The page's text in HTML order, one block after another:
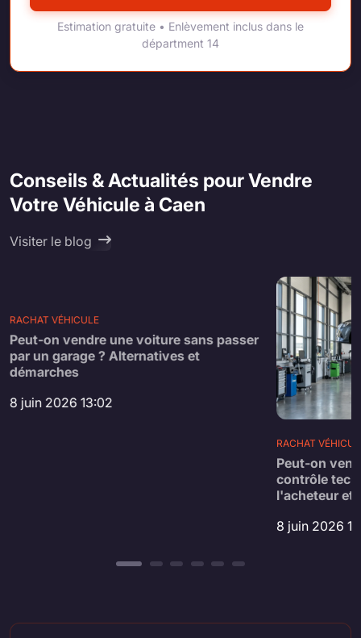
Estimation gratuite • Enlèvement inclus dans le
départment 14
Conseils & Actualités pour Vendre
Votre Véhicule à Caen
Visiter le blog
RACHAT VÉHICULE
Peut-on vendre une voiture sans passer
par un garage ? Alternatives et
démarches
8 juin 2026 13:02
RACHAT
Peut-on
contrôle
l'acheteur et
8 juin 2026